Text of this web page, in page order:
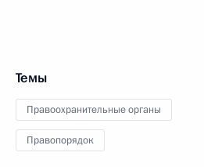
Темы
Правоохранительные органы
Правопорядок